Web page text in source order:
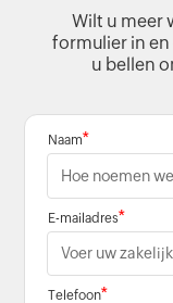
Wilt u meer
formulier in en
u bellen
Naam*
E-mailadres*
Telefoon*